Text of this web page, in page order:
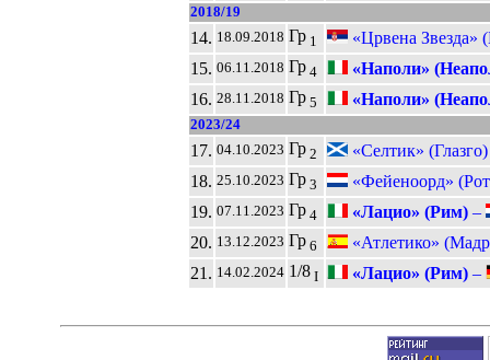
2018/19
14. 18.09.2018 Гр1
«Црвена Звезда»
15. 06.11.2018 Гр4
«Наполи»
16. 28.11.2018 Гр5 «Наполи»
2023/24
17. 04.10.2023 Гр2
«Селтик»
18. 25.10.2023 Гр3
«Фейеноорд»
19. 07.11.2023 Гр4 «Лацио» (Рим)–
20. 13.12.2023 Гр6
«Атлетико»
21. 14.02.2024 1/8I «Лацио» (Рим)–